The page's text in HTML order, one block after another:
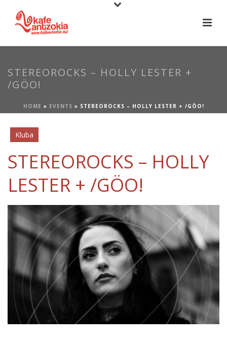
STEREOROCKS – HOLLY LESTER +
/GÖO!
HOME » EVENTS » STEREOROCKS – HOLLY LESTER + /GÖO!
Kluba
STEREOROCKS – HOLLY
LESTER + /GÖO!